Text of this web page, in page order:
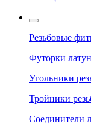
Резьбовые
Футорки
Угольники
Тройники
Соединители